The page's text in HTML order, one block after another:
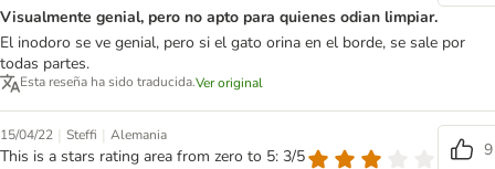
Visualmente genial, pero no apto para quienes odian limpiar.
El inodoro se ve genial, pero si el gato orina en el borde, se sale por
todas partes.
Esta reseña ha sido traducida.Ver original
15/04/22 | Steffi | Alemania
This is a stars rating area from zero to 5: 3/5
9